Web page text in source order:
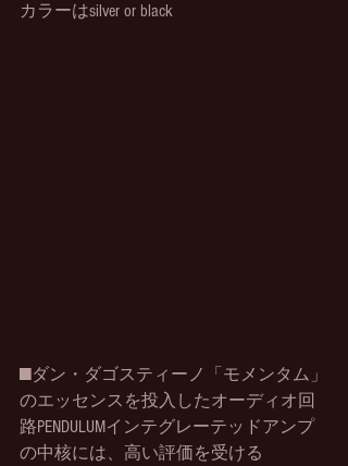
カラーはsilver or black
■ダン・ダゴスティーノ「モメンタム」
のエッセンスを投入したオーディオ回
路PENDULUMインテグレーテッドアンプ
の中核には、高い評価を受ける